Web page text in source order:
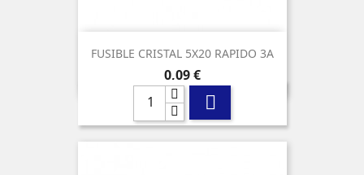
FUSIBLE CRISTAL 5X20 RAPIDO 3A
Precio
0,09 €
